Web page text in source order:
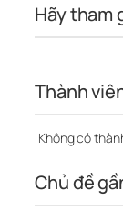
Hãy tham
Thành
Không có
Chủ đề